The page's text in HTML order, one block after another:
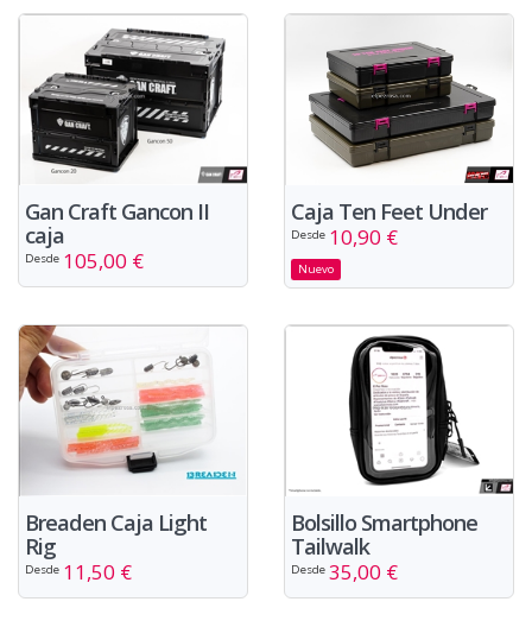
Gan Craft Gancon II
caja
Desde 105,00 €
Caja Ten Feet Under
Desde 10,90 €
Nuevo
Breaden Caja Light
Rig
Desde 11,50 €
Bolsillo Smartphone
Tailwalk
Desde 35,00 €